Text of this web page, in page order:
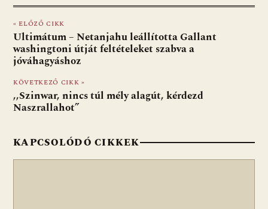
e
b
o
o
k
er at
s
A
p
d
di
t
ai
l
t za
m
e
« ELŐZŐ CIKK
Ultimátum – Netanjahu leállította Gallant
washingtoni útját feltételeket szabva a
jóváhagyáshoz
KÖVETKEZŐ CIKK »
,,Szinwar, nincs túl mély alagút, kérdezd
Naszrallahot”
KAPCSOLÓDÓ CIKKEK